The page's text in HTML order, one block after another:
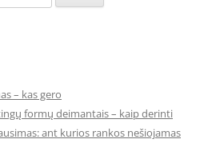
– kas gero
formų deimantais – kaip derinti
ant kurios rankos nešiojamas